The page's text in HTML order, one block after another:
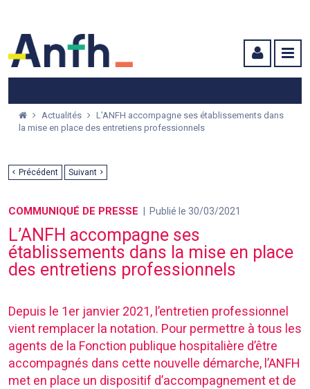
Actualités
L’ANFH accompagne ses établissements dans
la mise en place des entretiens professionnels
Précédent Suivant
COMMUNIQUÉ DE PRESSE Publié le 30/03/2021
L’ANFH accompagne ses
établissements dans la mise en place
des entretiens professionnels
Depuis le 1er janvier 2021, l’entretien professionnel
vient remplacer la notation. Pour permettre à tous les
agents de la Fonction publique hospitalière d’être
accompagnés dans cette nouvelle démarche, l’ANFH
met en place un dispositif d’accompagnement et de